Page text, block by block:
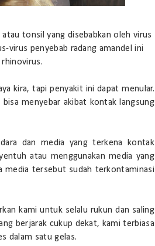
tonsil yang disebabkan oleh virus
virus penyebab radang amandel ini
kira, tapi penyakit ini dapat menular.
menyebar akibat kontak langsung
dan media yang terkena kontak
atau menggunakan media yang
media tersebut sudah terkontaminasi
kami untuk selalu rukun dan saling
berjarak cukup dekat, kami terbiasa
dalam satu gelas.